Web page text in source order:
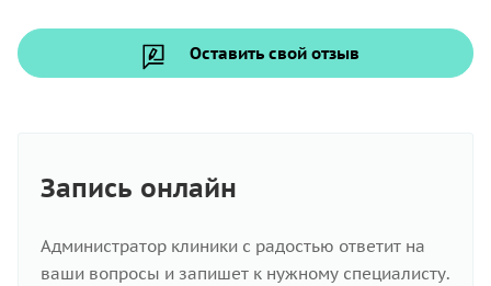
Оставить свой отзыв
Запись онлайн
Администратор клиники с радостью ответит на
ваши вопросы и запишет к нужному специалисту.